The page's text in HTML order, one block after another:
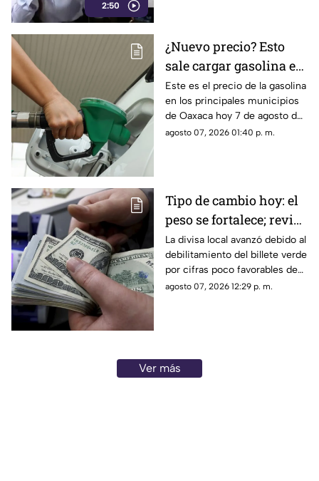
2:50
¿Nuevo precio? Esto
sale cargar gasolina en
Oaxaca este viernes 7
de agosto
Este es el precio de la gasolina
en los principales municipios
de Oaxaca hoy 7 de agosto de
2026; ten en cuenta que el
agosto 07, 2026 01:40 p. m.
Tipo de cambio hoy: el
peso se fortalece; revisa
el precio del dólar
La divisa local avanzó debido al
debilitamiento del billete verde
por cifras poco favorables de
empleo en el país vecino.
agosto 07, 2026 12:29 p. m.
Ver más